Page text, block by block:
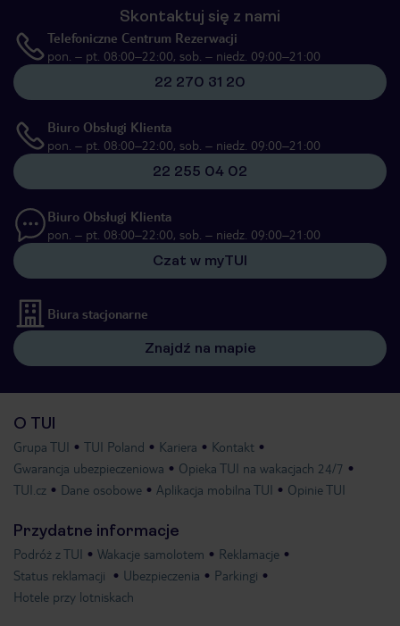
Skontaktuj się z nami
Telefoniczne Centrum Rezerwacji
pon. – pt. 08:00–22:00, sob. – niedz. 09:00–21:00
22 270 31 20
Biuro Obsługi Klienta
pon. – pt. 08:00–22:00, sob. – niedz. 09:00–21:00
22 255 04 02
Biuro Obsługi Klienta
pon. – pt. 08:00–22:00, sob. – niedz. 09:00–21:00
Czat w myTUI
Biura stacjonarne
Znajdź na mapie
O TUI
Grupa TUI TUI Poland Kariera
Kontakt
Gwarancja ubezpieczeniowa
Opieka TUI na wakacjach 24/7
TUI.cz
Dane osobowe Aplikacja mobilna TUI Opinie TUI
Przydatne informacje
Podróż z TUI Wakacje samolotem
Reklamacje
Status reklamacji
Ubezpieczenia
Parkingi
Hotele przy lotniskach